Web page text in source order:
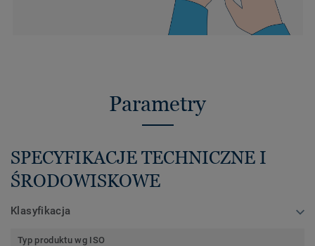
Parametry
SPECYFIKACJE TECHNICZNE I
ŚRODOWISKOWE
Klasyfikacja
Typ produktu wg ISO